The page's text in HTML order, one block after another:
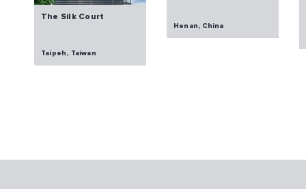
The Silk Court
Taipeh, Taiwan
Henan, China